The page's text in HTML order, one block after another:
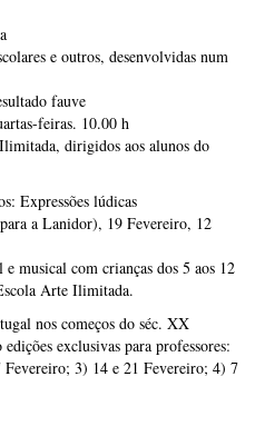
e outros, desenvolvidas num
fauve
feiras. 10.00 h
dirigidos aos alunos do
Expressões lúdicas
a Lanidor), 19 Fevereiro, 12
musical com crianças dos 5 aos 12
Arte Ilimitada.
nos começos do séc. XX
exclusivas para professores:
3) 14 e 21 Fevereiro; 4) 7